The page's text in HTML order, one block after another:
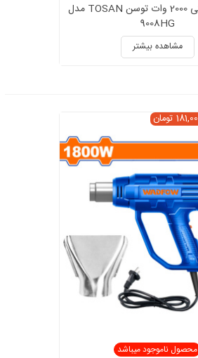
سشوار صنعتی 2000 وات توسن TOSAN مدل
9008HG
مشاهده بیشتر
محصول ناموجود میباشد